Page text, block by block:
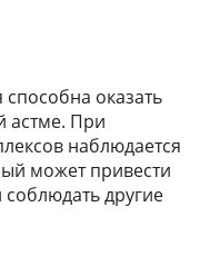
оказать
астме. При
наблюдается
может привести
другие